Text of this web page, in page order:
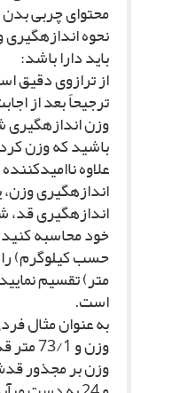
محتواى چربى
نحوه
باید دارا باشد:
از ترازوى دقیق
ترجیحاً بعد از
وزن اندازه‏گیرى
باشید که وزن
علاوه
اندازه‏گیرى وزن،
اندازه‏گیرى قد،
خود محاسبه
حسب کیلوگرم)
است.
وزن و